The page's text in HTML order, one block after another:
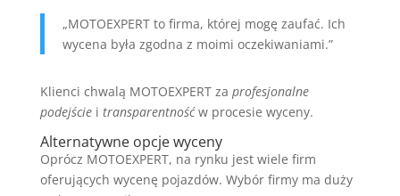
„MOTOEXPERT to firma, której mogę zaufać. Ich
wycena była zgodna z moimi oczekiwaniami.”
Klienci chwalą MOTOEXPERT za profesjonalne
podejściei transparentnośćw procesie wyceny.
Alternatywne opcje wyceny
Oprócz MOTOEXPERT, na rynku jest wiele firm
oferujących wycenę pojazdów. Wybór firmy ma duży